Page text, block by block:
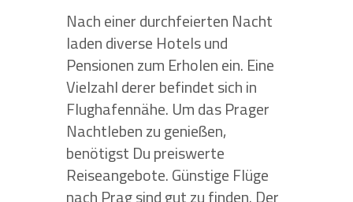
Nach einer durchfeierten Nacht
laden diverse Hotels und
Pensionen zum Erholen ein. Eine
Vielzahl derer befindet sich in
Flughafennähe. Um das Prager
Nachtleben zu genießen,
benötigst Du preiswerte
Reiseangebote. Günstige Flüge
nach Prag sind gut zu finden. Der